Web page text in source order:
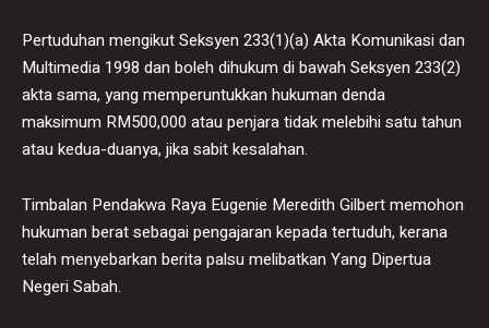
Pertuduhan mengikut Seksyen 233(1)(a) Akta Komunikasi dan
Multimedia 1998 dan boleh dihukum di bawah Seksyen 233(2)
akta sama, yang memperuntukkan hukuman denda
maksimum RM500,000 atau penjara tidak melebihi satu tahun
atau kedua-duanya, jika sabit kesalahan.
Timbalan Pendakwa Raya Eugenie Meredith Gilbert memohon
hukuman berat sebagai pengajaran kepada tertuduh, kerana
telah menyebarkan berita palsu melibatkan Yang Dipertua
Negeri Sabah.